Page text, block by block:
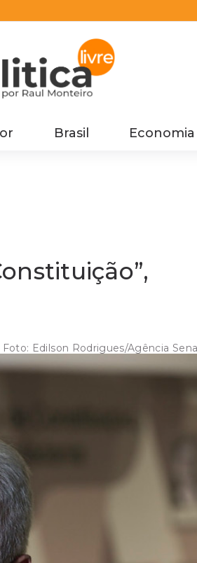
Brasil Economia
Foto: Edilson Rodrigues/Agência